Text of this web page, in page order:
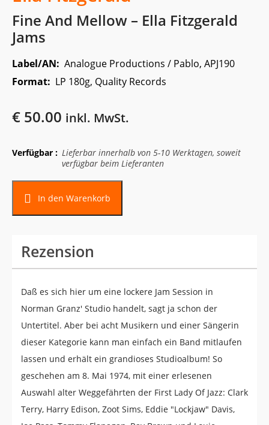
Fine And Mellow – Ella Fitzgerald
Jams
Label/AN: Analogue Productions / Pablo, APJ190
Format: LP 180g, Quality Records
€ 50.00 inkl. MwSt.
Verfügbar : Lieferbar innerhalb von 5-10 Werktagen, soweit
verfügbar beim Lieferanten
In den Warenkorb
Rezension
Daß es sich hier um eine lockere Jam Session in
Norman Granz' Studio handelt, sagt ja schon der
Untertitel. Aber bei acht Musikern und einer Sängerin
dieser Kategorie kann man einfach ein Band mitlaufen
lassen und erhält ein grandioses Studioalbum! So
geschehen am 8. Mai 1974, mit einer erlesenen
Auswahl alter Weggefährten der First Lady Of Jazz: Clark
Terry, Harry Edison, Zoot Sims, Eddie "Lockjaw" Davis,